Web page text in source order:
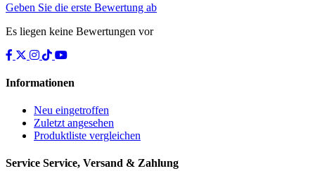
Geben Sie die erste Bewertung ab
Es liegen keine Bewertungen vor
Informationen
Neu eingetroffen
Zuletzt angesehen
Produktliste vergleichen
Service Service, Versand & Zahlung